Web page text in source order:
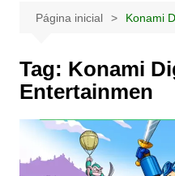
Página inicial Konami
Tag: Konami
Entertainmen